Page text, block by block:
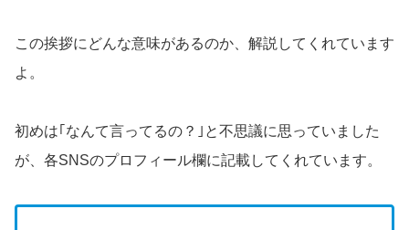
この挨拶にどんな意味があるのか、解説してくれています
よ。
初めは｢なんて言ってるの？｣と不思議に思っていました
が、各SNSのプロフィール欄に記載してくれています。